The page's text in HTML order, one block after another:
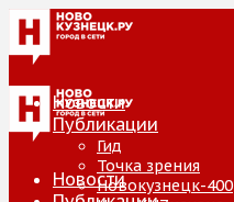
Новости
Публикации
Гид
Точка зрения
Новокузнецк-400
Новости